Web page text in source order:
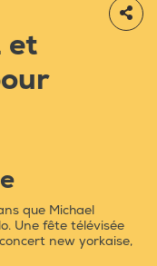
et
que Michael
Une fête télévisée
new yorkaise,